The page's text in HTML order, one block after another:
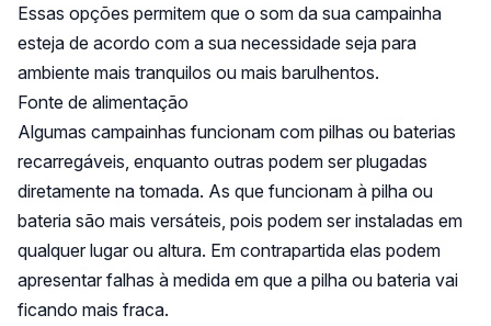
Essas opções permitem que o som da sua campainha
esteja de acordo com a sua necessidade seja para
ambiente mais tranquilos ou mais barulhentos.
Fonte de alimentação
Algumas campainhas funcionam com pilhas ou baterias
recarregáveis, enquanto outras podem ser plugadas
diretamente na tomada. As que funcionam à pilha ou
bateria são mais versáteis, pois podem ser instaladas em
qualquer lugar ou altura. Em contrapartida elas podem
apresentar falhas à medida em que a pilha ou bateria vai
ficando mais fraca.